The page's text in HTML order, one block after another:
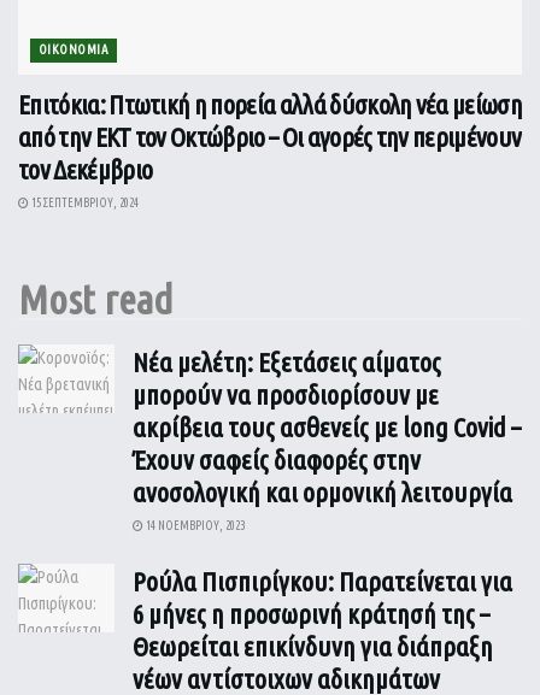
ΟΙΚΟΝΟΜΙΑ
Επιτόκια: Πτωτική η πορεία αλλά δύσκολη νέα μείωση
από την ΕΚΤ τον Οκτώβριο – Οι αγορές την περιμένουν
τον Δεκέμβριο
15 ΣΕΠΤΕΜΒΡΊΟΥ, 2024
Most read
Νέα μελέτη: Εξετάσεις αίματος
μπορούν να προσδιορίσουν με
ακρίβεια τους ασθενείς με long Covid –
Έχουν σαφείς διαφορές στην
ανοσολογική και ορμονική λειτουργία
14 ΝΟΕΜΒΡΊΟΥ, 2023
Ρούλα Πισπιρίγκου: Παρατείνεται για
6 μήνες η προσωρινή κράτησή της –
Θεωρείται επικίνδυνη για διάπραξη
νέων αντίστοιχων αδικημάτων